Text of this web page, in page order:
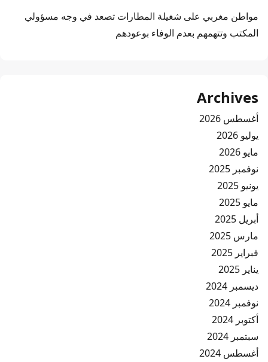
مواطن مغربي على شغيلة المطارات تصعد في وجه مسؤولي
المكتب وتتهمهم بعدم الوفاء بوعودهم
Archives
أغسطس 2026
يوليو 2026
مايو 2026
نوفمبر 2025
يونيو 2025
مايو 2025
أبريل 2025
مارس 2025
فبراير 2025
يناير 2025
ديسمبر 2024
نوفمبر 2024
أكتوبر 2024
سبتمبر 2024
أغسطس 2024